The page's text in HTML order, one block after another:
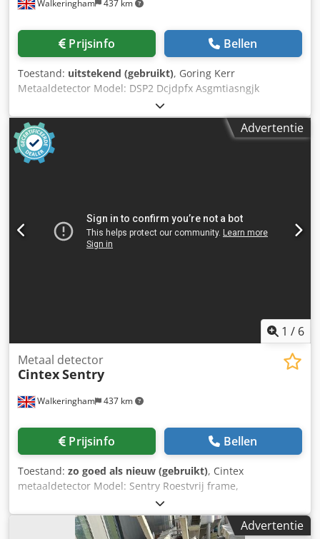
Walkeringham 437 km
Prijsinfo Bellen
Toestand: uitstekend (gebruikt), Goring Kerr
Metaaldetector Model: DSP2 Dcjdpfx Asgmtiasngjk
Roestvrij frame, bandafmeting 2400mm x 200mm, opening
300mm x 100mm, pneumatische blaas reject in reject bin,
3Ph
Advertentie
1 / 6
Walkeringham 437 km
Metaal detector
CintexSentry
Prijsinfo Bellen
Toestand: zo goed als nieuw (gebruikt), Cintex
metaaldetector Model: Sentry Roestvrij frame,
bandafmetingen 900mm x 150mm, opening 220mm x
85mm, pneumatische blaas reject in reject bin, met alarm,
3Ph Dcodpfx Anjgpqqxogsk
Advertentie